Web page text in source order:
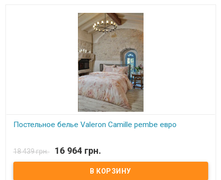
Постельное белье Valeron Camille pembe евро
Постельное белье Valeron Camille pembe евро Простынь: 270x260
см. Пододеяльник: 200x220 см. Наволочка: 50х70 см - 4 шт Ткань:
сатин Premium, 100% египетский хлопок. Производитель: Турция.
Торговая марка: Valeron. Упаковка: пвх + тестильная сумка.
18 439 грн. 16 964 грн.